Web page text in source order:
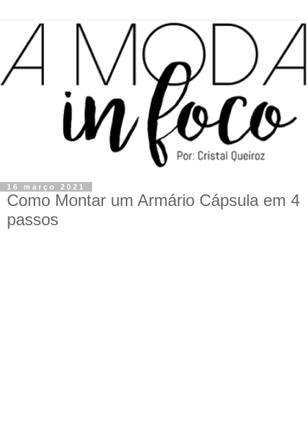
16 março 2021
Como Montar um Armário Cápsula em 4
passos